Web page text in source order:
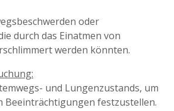
oder
durch das Einatmen von
werden könnten.
und Lungenzustands, um
Beeinträchtigungen festzustellen.